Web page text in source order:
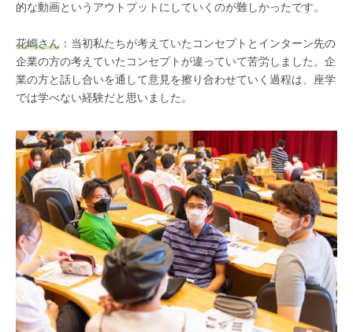
的な動画というアウトプットにしていくのが難しかったです。
花嶋さん ：当初私たちが考えていたコンセプトとインターン先の
企業の方の考えていたコンセプトが違っていて苦労しました。企
業の方と話し合いを通して意見を擦り合わせていく過程は、座学
では学べない経験だと思いました。